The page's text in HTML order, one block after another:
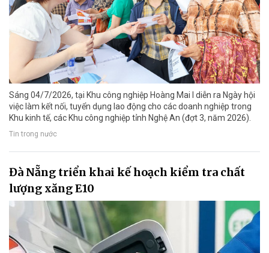
Sáng 04/7/2026, tại Khu công nghiệp Hoàng Mai I diễn ra Ngày hội
việc làm kết nối, tuyển dụng lao động cho các doanh nghiệp trong
Khu kinh tế, các Khu công nghiệp tỉnh Nghệ An (đợt 3, năm 2026).
Tin trong nước
Đà Nẵng triển khai kế hoạch kiểm tra chất
lượng xăng E10